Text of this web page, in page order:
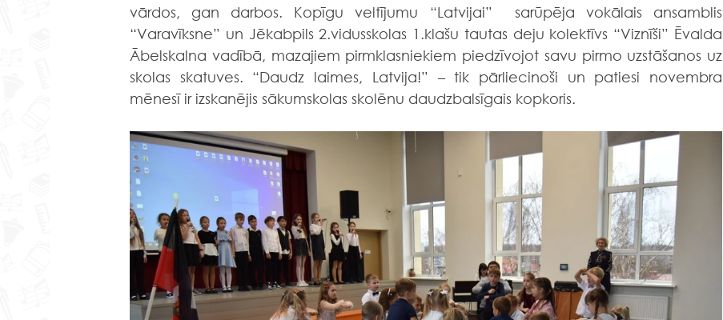
vārdos, gan darbos. Kopīgu veltījumu “Latvijai”  sarūpēja vokālais ansamblis
“Varavīksne” un Jēkabpils 2.vidusskolas 1.klašu tautas deju kolektīvs “Viznīši” Ēvalda
Ābelskalna vadībā, mazajiem pirmklasniekiem piedzīvojot savu pirmo uzstāšanos uz
skolas skatuves. “Daudz laimes, Latvija!” – tik pārliecinoši un patiesi novembra
mēnesī ir izskanējis sākumskolas skolēnu daudzbalsīgais kopkoris.